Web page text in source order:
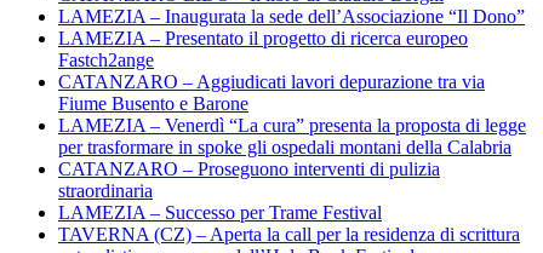
LAMEZIA – Inaugurata la sede dell’Associazione “Il Dono”
LAMEZIA – Presentato il progetto di ricerca europeo
Fastch2ange
CATANZARO – Aggiudicati lavori depurazione tra via
Fiume Busento e Barone
LAMEZIA – Venerdì “La cura” presenta la proposta di legge
per trasformare in spoke gli ospedali montani della Calabria
CATANZARO – Proseguono interventi di pulizia
straordinaria
LAMEZIA – Successo per Trame Festival
TAVERNA (CZ) – Aperta la call per la residenza di scrittura